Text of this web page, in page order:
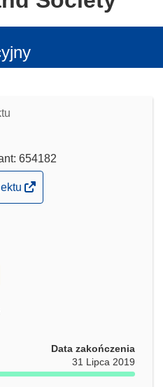
654182
Data zakończenia
31 Lipca 2019